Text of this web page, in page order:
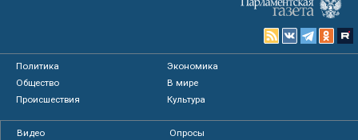
Политика
Экономика
Общество
В мире
Происшествия
Культура
Видео
Опросы